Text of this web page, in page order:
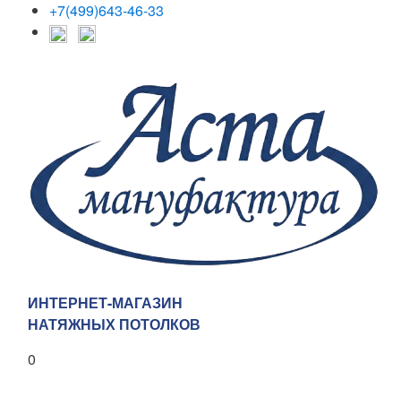
+7(499)643-46-33
ИНТЕРНЕТ-МАГАЗИН
НАТЯЖНЫХ ПОТОЛКОВ
0